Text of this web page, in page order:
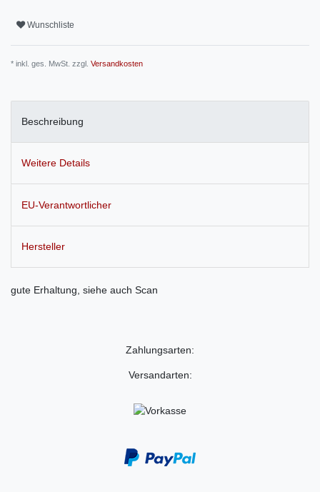
Wunschliste
* inkl. ges. MwSt. zzgl. Versandkosten
Beschreibung
Weitere Details
EU-Verantwortlicher
Hersteller
gute Erhaltung, siehe auch Scan
Zahlungsarten:
Versandarten: